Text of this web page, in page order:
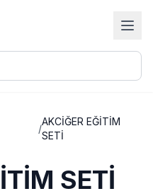
/
AKCİĞER EĞİTİM
SETİ
SETİ